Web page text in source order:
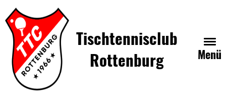
Menü
Tischtennisclub
Rottenburg